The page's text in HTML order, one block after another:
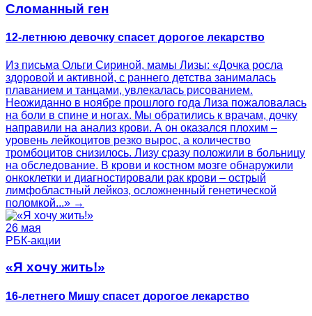
Сломанный ген
12-летнюю девочку спасет дорогое лекарство
Из письма Ольги Сириной, мамы Лизы: «Дочка росла
здоровой и активной, с раннего детства занималась
плаванием и танцами, увлекалась рисованием.
Неожиданно в ноябре прошлого года Лиза пожаловалась
на боли в спине и ногах. Мы обратились к врачам, дочку
направили на анализ крови. А он оказался плохим –
уровень лейкоцитов резко вырос, а количество
тромбоцитов снизилось. Лизу сразу положили в больницу
на обследование. В крови и костном мозге обнаружили
онкоклетки и диагностировали рак крови – острый
лимфобластный лейкоз, осложненный генетической
поломкой...» →
26 мая
РБК-акции
«Я хочу жить!»
16-летнего Мишу спасет дорогое лекарство